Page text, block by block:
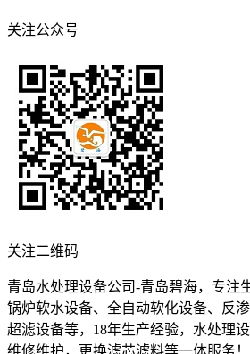
关注公众号
关注二维码
青岛水处理设备公司-青岛碧海，专注
锅炉软水设备、全自动软化设备、反
超滤设备等，18年生产经验，水处理
维修维护，更换滤芯滤料等一体服务